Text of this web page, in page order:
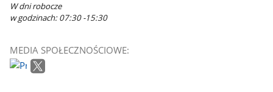
W dni robocze
w godzinach: 07:30 -15:30
MEDIA SPOŁECZNOŚCIOWE: